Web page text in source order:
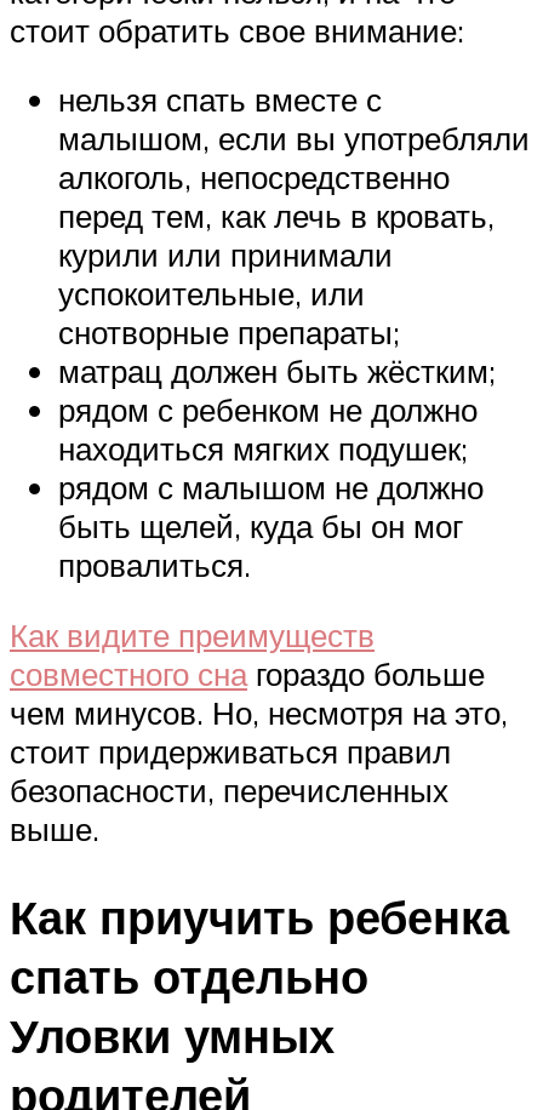
стоит обратить свое внимание:
нельзя спать вместе с
малышом, если вы употребляли
алкоголь, непосредственно
перед тем, как лечь в кровать,
курили или принимали
успокоительные, или
снотворные препараты;
матрац должен быть жёстким;
рядом с ребенком не должно
находиться мягких подушек;
рядом с малышом не должно
быть щелей, куда бы он мог
провалиться.
Как видите преимуществ
совместного снагораздо больше
чем минусов. Но, несмотря на это,
стоит придерживаться правил
безопасности, перечисленных
выше.
Как приучить ребенка
спать отдельно
Уловки умных
родителей